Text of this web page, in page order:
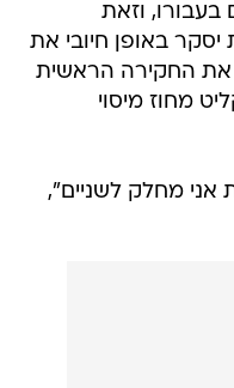
בעבורו, וזאת
באופן חיובי את
את החקירה הראשית
מחוז מיסוי
אני מחלק לשניים",